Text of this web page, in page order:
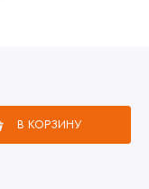
В КОРЗИНУ